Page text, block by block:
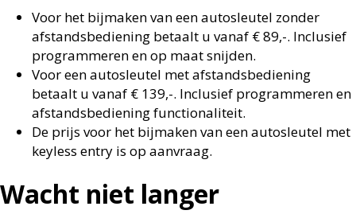
Voor het bijmaken van een autosleutel zonder
afstandsbediening betaalt u vanaf € 89,-. Inclusief
programmeren en op maat snijden.
Voor een autosleutel met afstandsbediening
betaalt u vanaf € 139,-. Inclusief programmeren en
afstandsbediening functionaliteit.
De prijs voor het bijmaken van een autosleutel met
keyless entry is op aanvraag.
Wacht niet langer